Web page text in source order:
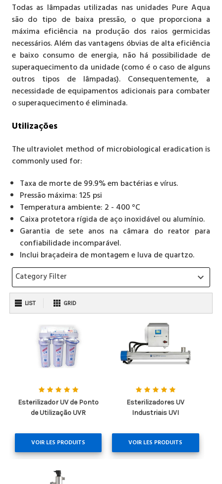
Todas as lâmpadas utilizadas nas unidades Pure Aqua
são do tipo de baixa pressão, o que proporciona a
máxima eficiência na produção dos raios germicidas
necessários. Além das vantagens óbvias de alta eficiência
e baixo consumo de energia, não há possibilidade de
superaquecimento da unidade (como é o caso de alguns
outros tipos de lâmpadas). Consequentemente, a
necessidade de equipamentos adicionais para combater
o superaquecimento é eliminada.
Utilizações
The ultraviolet method of microbiological eradication is
commonly used for:
Taxa de morte de 99.9% em bactérias e vírus.
Pressão máxima: 125 psi
Temperatura ambiente: 2 - 400 °C
Caixa protetora rígida de aço inoxidável ou alumínio.
Garantia de sete anos na câmara do reator para
confiabilidade incomparável.
Inclui braçadeira de montagem e luva de quartzo.
Category Filter keyboard_arrow_down
LIST GRID
Esterilizador UV de Ponto
de Utilização UVR
VOIR LES PRODUITS
Esterilizadores UV
Industriais UVI
VOIR LES PRODUITS